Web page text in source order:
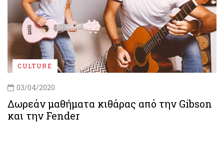
CULTURE
03/04/2020
Δωρεάν μαθήματα κιθάρας από την Gibson
και την Fender